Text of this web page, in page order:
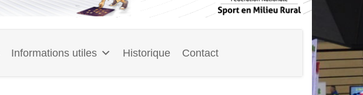
Informations utiles Historique Contact